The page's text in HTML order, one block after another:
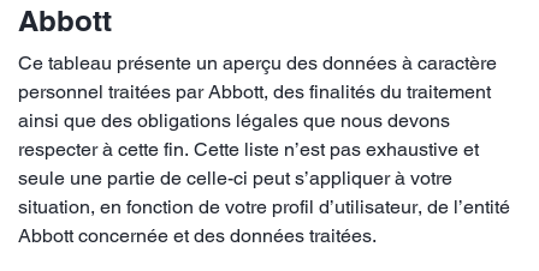
Abbott
Ce tableau présente un aperçu des données à caractère
personnel traitées par Abbott, des finalités du traitement
ainsi que des obligations légales que nous devons
respecter à cette fin. Cette liste n’est pas exhaustive et
seule une partie de celle-ci peut s’appliquer à votre
situation, en fonction de votre profil d’utilisateur, de l’entité
Abbott concernée et des données traitées.